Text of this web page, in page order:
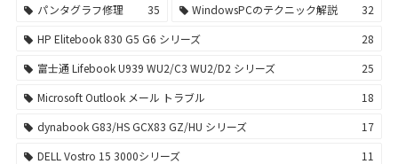
パンタグラフ修理 35 WindowsPCのテクニック解説
32
HP Elitebook 830 G5 G6 シリーズ
28
富士通 Lifebook U939 WU2/C3 WU2/D2 シリーズ
25
Microsoft Outlook メール トラブル
18
dynabook G83/HS GCX83 GZ/HU シリーズ
17
DELL Vostro 15 3000シリーズ
11